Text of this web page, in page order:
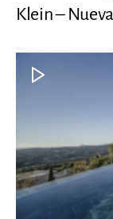
Klein –